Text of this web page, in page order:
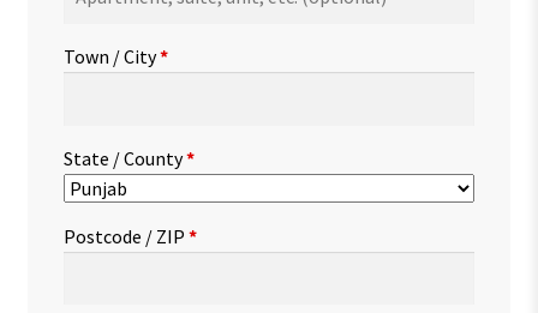
suite,
etc.(optional)
Town / City*
State / County*
Postcode / ZIP *